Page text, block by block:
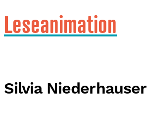
Leseanimation
Silvia Niederhauser